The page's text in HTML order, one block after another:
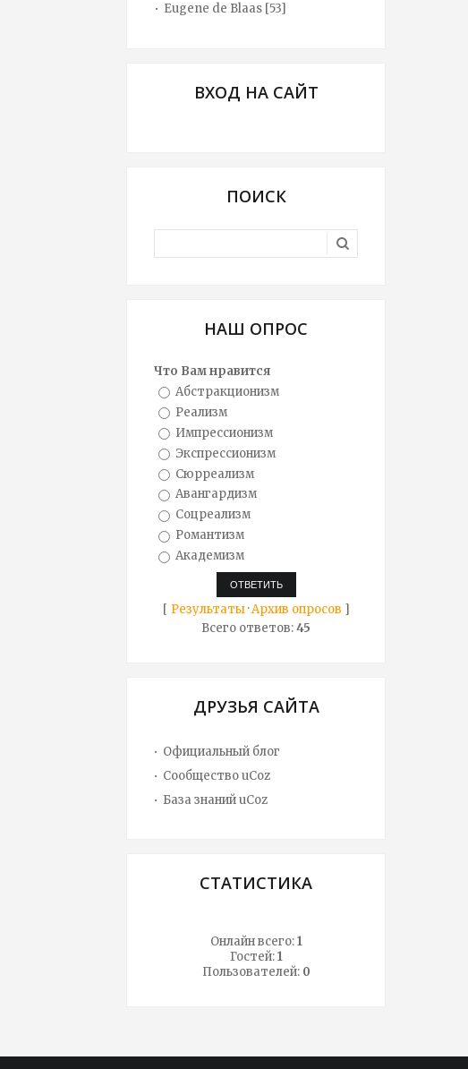
Eugene de Blaas [53]
ВХОД НА САЙТ
ПОИСК
НАШ ОПРОС
Что Вам нравится
Абстракционизм
Реализм
Импрессионизм
Экспрессионизм
Сюрреализм
Авангардизм
Соцреализм
Романтизм
Академизм
[ Результаты·Архив опросов ]
Всего ответов:45
ДРУЗЬЯ САЙТА
Официальный блог
Сообщество uCoz
База знаний uCoz
СТАТИСТИКА
Онлайн всего:1
Гостей:1
Пользователей: 0